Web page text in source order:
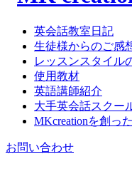
英会話教室日記
生徒様からのご感
レッスンスタイル
使用教材
英語講師紹介
大手英会話スクー
MKcreationを創っ
お問い合わせ